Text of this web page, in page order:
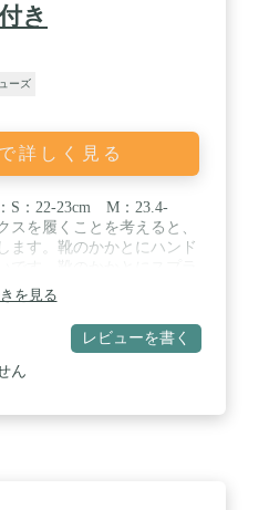
き
ーズ
詳しく見る
S：22-23cm M：23.4-
を履くことを考えると、
ます。靴のかかとにハンド
久性が高い。 / 【保温力抜
ン充填】充填のはホワイト
わして、保温力が抜群で
ン生地で、防水性と耐引
いも可能です。裏生地は
す。そして、縫製仕上げで
を見る
レビューを書く
ん